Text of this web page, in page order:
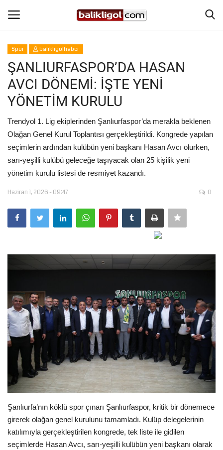
Giriş Yap
Anasayfa
Şanlıurfa
Eğitim
Magazin
Spor
Ekonomi
Galeriler
Siyaset
Künye
Yaşam
İletişim
Sağlık
Spor balikligolhaber
ŞANLIURFASPOR’DA HASAN
AVCI DÖNEMİ: İŞTE YENİ
YÖNETİM KURULU
Trendyol 1. Lig ekiplerinden Şanlıurfaspor’da merakla beklenen
Olağan Genel Kurul Toplantısı gerçekleştirildi. Kongrede yapılan
seçimlerin ardından kulübün yeni başkanı Hasan Avcı olurken,
sarı-yeşilli kulübü geleceğe taşıyacak olan 25 kişilik yeni
yönetim kurulu listesi de resmiyet kazandı.
Haziran 1, 2026 - 09:47 0
Şanlıurfa’nın köklü spor çınarı Şanlıurfaspor, kritik bir dönemece
girerek olağan genel kurulunu tamamladı. Kulüp delegelerinin
katılımıyla gerçekleştirilen kongrede, tek liste ile gidilen
seçimlerde Hasan Avcı, sarı-yeşilli kulübün yeni başkanı olarak